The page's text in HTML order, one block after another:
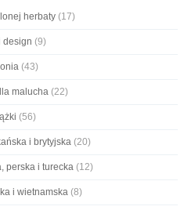
herbaty(17)
design (9)
(43)
malucha(22)
(56)
i brytyjska(20)
perska i turecka(12)
i wietnamska (8)